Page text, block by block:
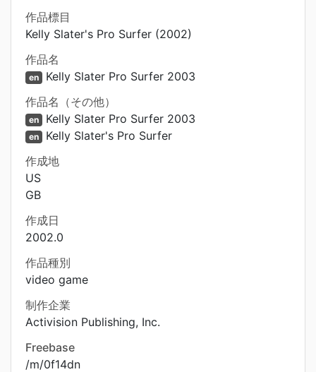
作品標目
Kelly Slater's Pro Surfer (2002)
作品名
en Kelly Slater Pro Surfer 2003
作品名（その他）
en Kelly Slater Pro Surfer 2003
en Kelly Slater's Pro Surfer
作成地
US
GB
作成日
2002.0
作品種別
video game
制作企業
Activision Publishing, Inc.
Freebase
/m/0f14dn